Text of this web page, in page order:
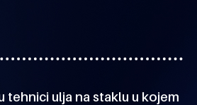
tehnici ulja na staklu u kojem